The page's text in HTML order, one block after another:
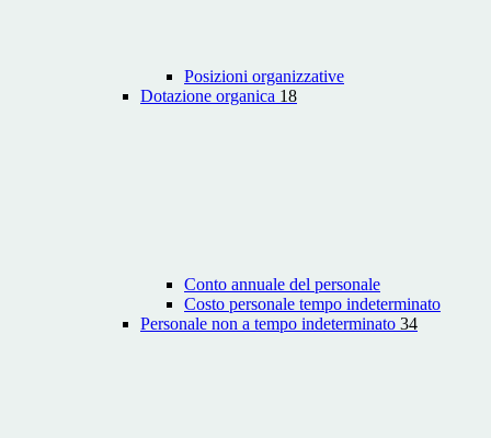
Posizioni organizzative
Dotazione organica 18
Conto annuale del personale
Costo personale tempo indeterminato
Personale non a tempo indeterminato 34